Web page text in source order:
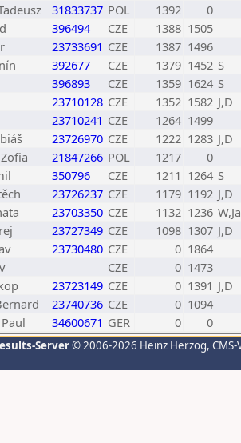
31833737 POL 1392
0
396494 CZE 1388 1505
23733691 CZE 1387 1496
392677 CZE 1379 1452 S
396893 CZE 1359 1624 S
23710128 CZE 1352 1582 J,D
23710241 CZE 1264 1499
23726970 CZE 1222 1283 J,D
21847266 POL 1217
0
350796 CZE 1211 1264 S
23726237 CZE 1179 1192 J,D
23703350 CZE 1132 1236 W,Ja
23727349 CZE 1098 1307 J,D
23730480 CZE 0 1864
CZE 0 1473
23723149 CZE 0 1391 J,D
23740736 CZE 0 1094
34600671 GER 0 0
Server© 2006-2026 Heinz Herzog,